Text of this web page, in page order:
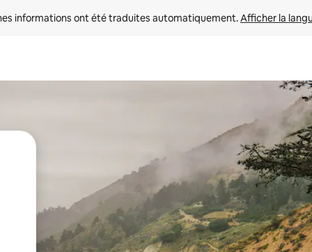
informations ont été traduites automatiquement. Afficher la